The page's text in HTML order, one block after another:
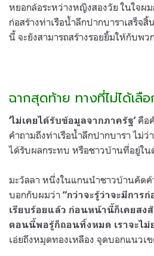
หยอกล้อระหว่างหญิงสองวัย ในใจผ
ก่อสร้างท่าเรือน้ำลึกปากบาราเสร็จ
นี้ จะยังสามารถสร้างรอยยิ้มให้กับพว
ฉากสุดท้าย ทางที่ไม่ได้เลื
‘ไม่เคยได้รับข้อมูลจากภาครัฐ’คือ
คำถามถึงท่าเรือน้ำลึกปากบารา ไม่
ได้รับผลกระทบ หรือชาวบ้านที่อยู่ใน
มะวัลลา หนึ่งในแกนนำชาวบ้านคัดค้
บอกกับผมว่า “กว่าจะรู้ว่าจะมีการ
เรียบร้อยแล้ว ก่อนหน้านี้ก็เคยส
ตอนนี้พอรู้ก็ถอนทิ้งหมด เราจะไม่
เอ่ยถึงหมุดทองเหลือง จุดบอกแนวเ